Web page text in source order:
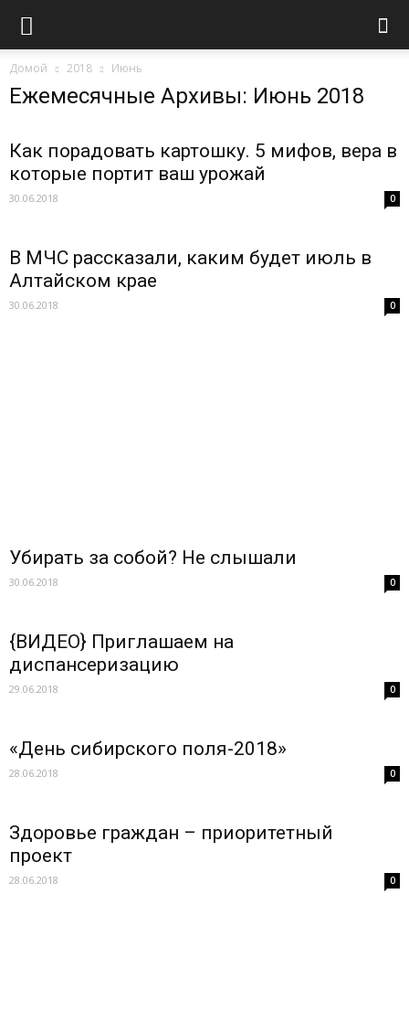
Домой 2018 Июнь
Ежемесячные Архивы: Июнь 2018
Как порадовать картошку. 5 мифов, вера в
которые портит ваш урожай
30.06.2018 0
В МЧС рассказали, каким будет июль в
Алтайском крае
30.06.2018 0
Убирать за собой? Не слышали
30.06.2018 0
{ВИДЕО} Приглашаем на
диспансеризацию
29.06.2018 0
«День сибирского поля-2018»
28.06.2018 0
Здоровье граждан – приоритетный
проект
28.06.2018 0